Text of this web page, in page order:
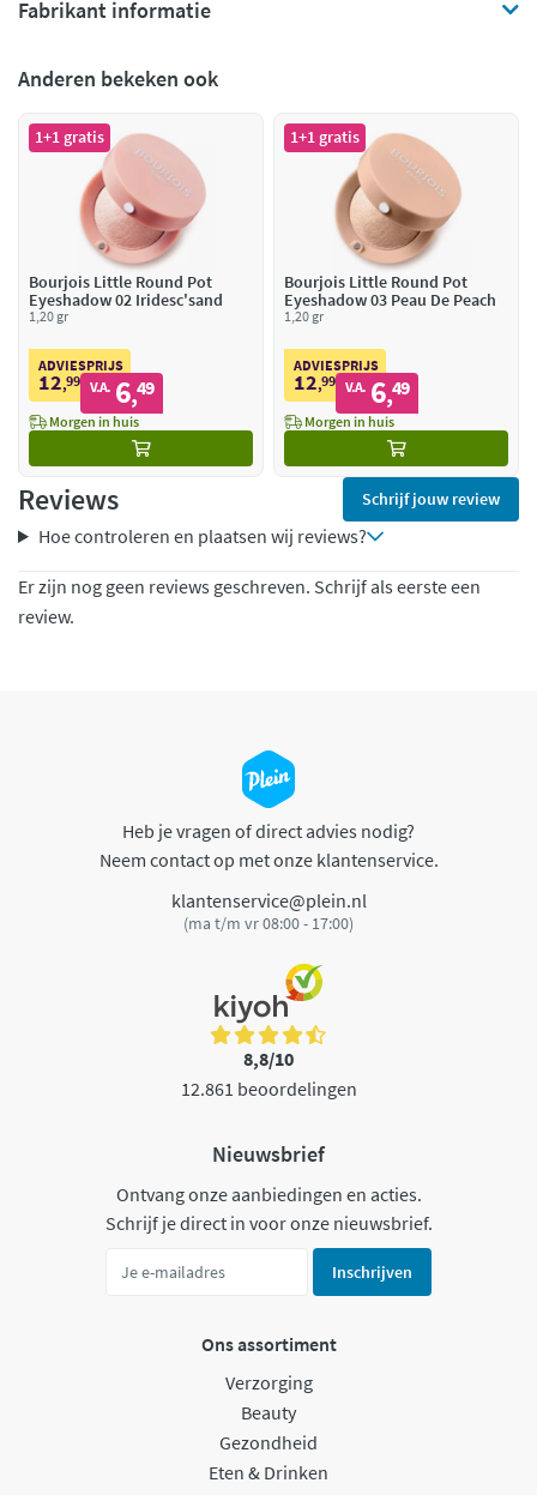
Fabrikant informatie
Anderen bekeken ook
1+1 gratis
Bourjois Little Round Pot
Eyeshadow 02 Iridesc'sand
1,20 gr
ADVIESPRIJS
12,99 V.A. 6,49
Morgen in huis
1+1 gratis
Bourjois Little Round Pot
Eyeshadow 03 Peau De Peach
1,20 gr
ADVIESPRIJS
12,99 V.A. 6,49
Morgen in huis
Reviews Schrijf jouw review
Hoe controleren en plaatsen wij reviews?
Er zijn nog geen reviews geschreven. Schrijf als eerste een
review.
Heb je vragen of direct advies nodig?
Neem contact op met onze klantenservice.
klantenservice@plein.nl
(ma t/m vr 08:00 - 17:00)
8,8/10
12.861 beoordelingen
Nieuwsbrief
Ontvang onze aanbiedingen en acties.
Schrijf je direct in voor onze nieuwsbrief.
Inschrijven
Ons assortiment
Verzorging
Beauty
Gezondheid
Eten & Drinken